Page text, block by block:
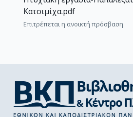
Κατσιμίχα.pdf
Επιτρέπεται η ανοικτή πρόσβαση